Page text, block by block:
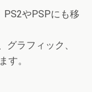
PS2やPSPにも移
ラフィック、
す。